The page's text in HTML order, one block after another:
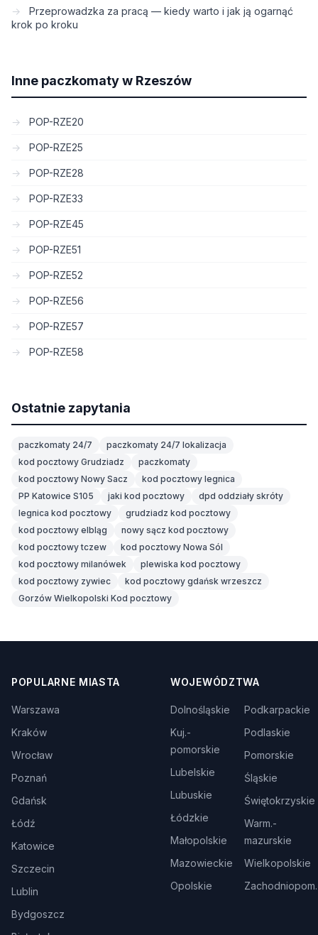
Przeprowadzka za pracą — kiedy warto i jak ją ogarnąć
krok po kroku
Inne paczkomaty w Rzeszów
POP-RZE20
POP-RZE25
POP-RZE28
POP-RZE33
POP-RZE45
POP-RZE51
POP-RZE52
POP-RZE56
POP-RZE57
POP-RZE58
Ostatnie zapytania
paczkomaty 24/7
paczkomaty 24/7 lokalizacja
kod pocztowy Grudziadz
paczkomaty
kod pocztowy Nowy Sacz
kod pocztowy legnica
PP Katowice S105
jaki kod pocztowy
dpd oddziały skróty
legnica kod pocztowy
grudziadz kod pocztowy
kod pocztowy elbląg
nowy sącz kod pocztowy
kod pocztowy tczew
kod pocztowy Nowa Sól
kod pocztowy milanówek
plewiska kod pocztowy
kod pocztowy zywiec
kod pocztowy gdańsk wrzeszcz
Gorzów Wielkopolski Kod pocztowy
POPULARNE MIASTA
Warszawa
Kraków
Wrocław
Poznań
Gdańsk
Łódź
Katowice
Szczecin
Lublin
Bydgoszcz
WOJEWÓDZTWA
Dolnośląskie
Kuj.-
pomorskie
Lubelskie
Lubuskie
Łódzkie
Małopolskie
Mazowieckie
Opolskie
Podkarpackie
Podlaskie
Pomorskie
Śląskie
Świętokrzyskie
Warm.-
mazurskie
Wielkopolskie
Zachodniopom.